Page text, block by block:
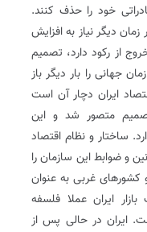
خود را حذف کنند.
دیگر نیاز به افزایش
از رکود دارد، تصمیم
این سازمان جهانی را بار دیگر باز
ایران دچار آن است
متصور شد و این
ساختار و نظام اقتصاد
و ضوابط این سازمان را
و کشورهای غربی به عنوان
ایران عملا فلسفه
ایران در حالی پس از